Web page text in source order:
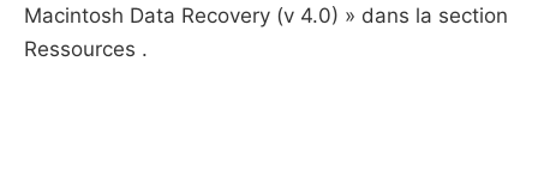
Macintosh Data Recovery (v 4.0) » dans la section
Ressources .